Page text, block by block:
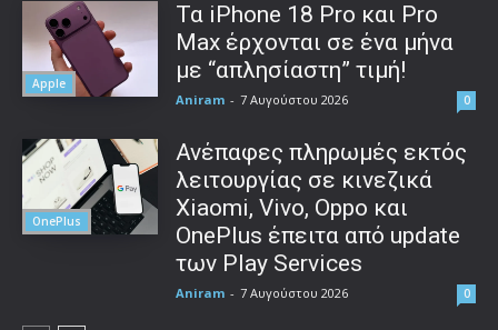
Apple
Τα iPhone 18 Pro και Pro
Max έρχονται σε ένα μήνα
με “απλησίαστη” τιμή!
Aniram - 7 Αυγούστου 2026 0
OnePlus
Ανέπαφες πληρωμές εκτός
λειτουργίας σε κινεζικά
Xiaomi, Vivo, Oppo και
OnePlus έπειτα από update
των Play Services
Aniram - 7 Αυγούστου 2026 0